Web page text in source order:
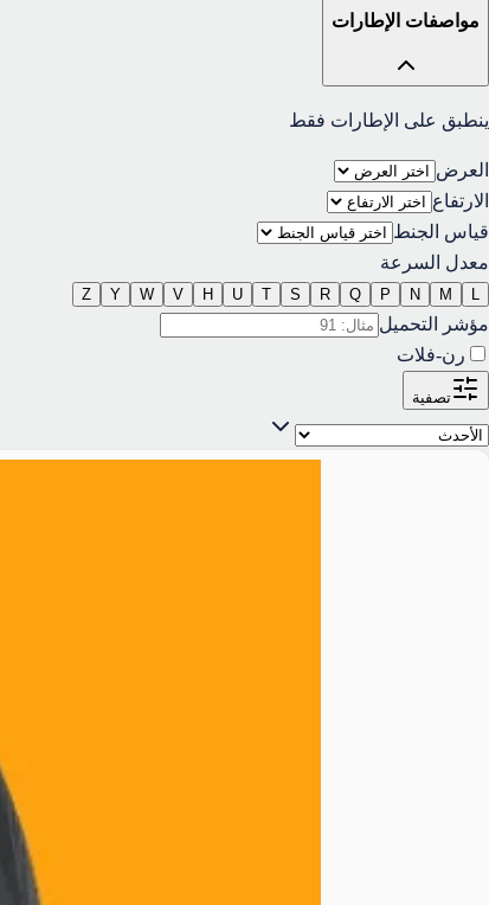
مواصفات الإطارات
ينطبق على الإطارات فقط
العرض
الارتفاع
قياس الجنط
معدل السرعة
L
M
N
P
Q
R
S
T
U
H
V
W
Y
Z
مؤشر التحميل
رن-فلات
تصفية